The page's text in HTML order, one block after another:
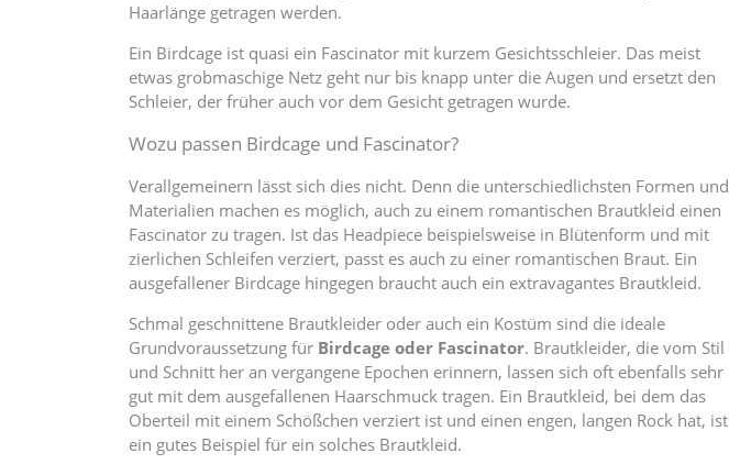
Haarlänge getragen werden.
Ein Birdcage ist quasi ein Fascinator mit kurzem Gesichtsschleier. Das meist
etwas grobmaschige Netz geht nur bis knapp unter die Augen und ersetzt den
Schleier, der früher auch vor dem Gesicht getragen wurde.
Wozu passen Birdcage und Fascinator?
Verallgemeinern lässt sich dies nicht. Denn die unterschiedlichsten Formen und
Materialien machen es möglich, auch zu einem romantischen Brautkleid einen
Fascinator zu tragen. Ist das Headpiece beispielsweise in Blütenform und mit
zierlichen Schleifen verziert, passt es auch zu einer romantischen Braut. Ein
ausgefallener Birdcage hingegen braucht auch ein extravagantes Brautkleid.
Schmal geschnittene Brautkleider oder auch ein Kostüm sind die ideale
Grundvoraussetzung für Birdcage oder Fascinator. Brautkleider, die vom Stil
und Schnitt her an vergangene Epochen erinnern, lassen sich oft ebenfalls sehr
gut mit dem ausgefallenen Haarschmuck tragen. Ein Brautkleid, bei dem das
Oberteil mit einem Schößchen verziert ist und einen engen, langen Rock hat, ist
ein gutes Beispiel für ein solches Brautkleid.